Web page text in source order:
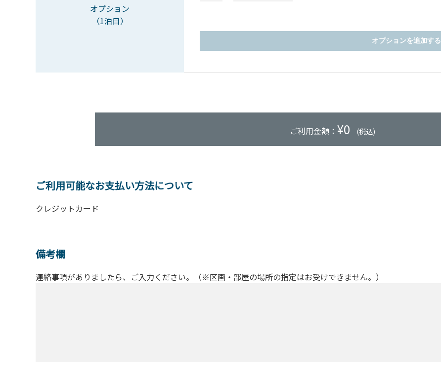
オプション
（1泊目）
オプションを追加する
ご利用金額： ¥0 (税込)
ご利用可能なお支払い方法について
クレジットカード
備考欄
連絡事項がありましたら、ご入力ください。（※区画・部屋の場所の指定はお受けできません。）